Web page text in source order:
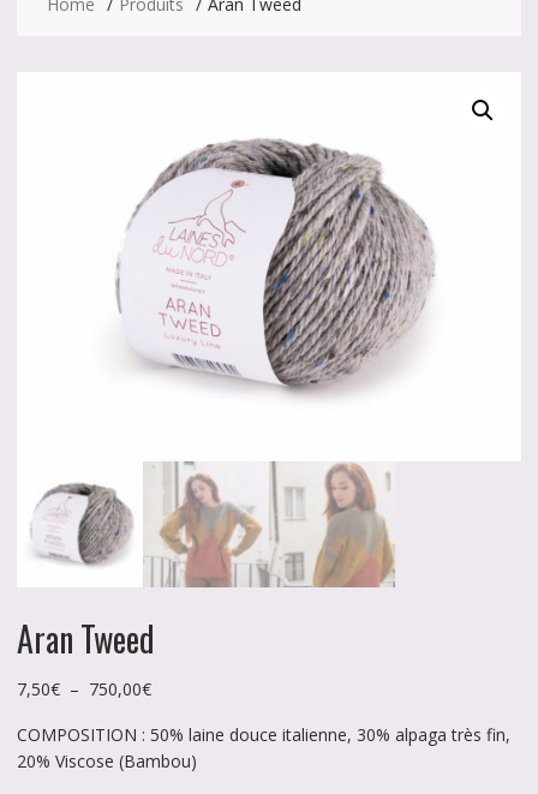
Aran Tweed
7,50€ – 750,00€Plage
prix :
7,50€
COMPOSITION : 50% laine douce italienne, 30% alpaga très fin,
20% Viscose (Bambou)